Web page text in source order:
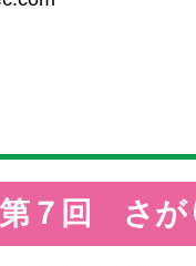
第７回 さが